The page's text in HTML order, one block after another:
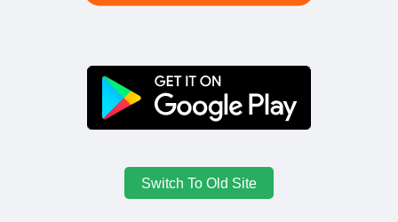
Switch To Old Site